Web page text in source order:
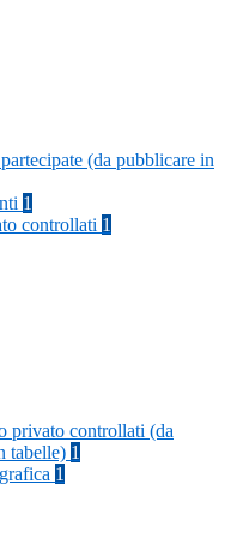
(da pubblicare in
1
controllati 1
privato controllati (da
tabelle) 1
1